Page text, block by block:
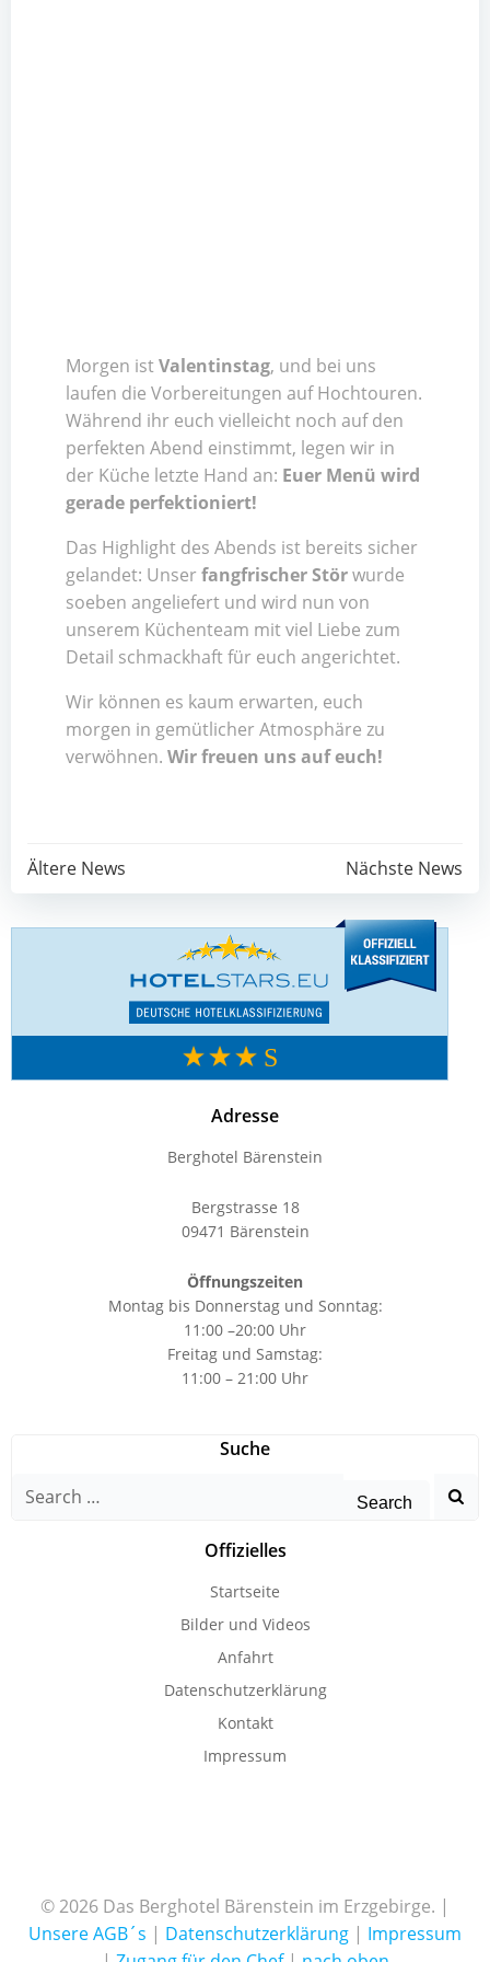
Morgen istValentinstag, und bei uns
laufen die Vorbereitungen auf Hochtouren.
Während ihr euch vielleicht noch auf den
perfekten Abend einstimmt, legen wir in
der Küche letzte Hand an: Euer Menü wird
gerade perfektioniert!
Das Highlight des Abends ist bereits sicher
gelandet: Unser fangfrischer Störwurde
soeben angeliefert und wird nun von
unserem Küchenteam mit viel Liebe zum
Detail schmackhaft für euch angerichtet.
Wir können es kaum erwarten, euch
morgen in gemütlicher Atmosphäre zu
verwöhnen. Wir freuen uns auf euch!
Post
navigation
Ältere News
Post
navigation
Nächste News
Adresse
Berghotel Bärenstein
Bergstrasse 18
09471 Bärenstein
Öffnungszeiten
Montag bis Donnerstag und Sonntag:
11:00 –20:00 Uhr
Freitag und Samstag:
11:00 – 21:00 Uhr
Suche
Search
Offizielles
Startseite
Bilder und Videos
Anfahrt
Datenschutzerklärung
Kontakt
Impressum
© 2026 Das Berghotel Bärenstein im Erzgebirge. |
Unsere AGB´s | Datenschutzerklärung | Impressum